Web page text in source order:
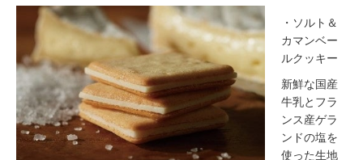
・ソルト＆
カマンベー
ルクッキー
新鮮な国産
牛乳とフラ
ンス産ゲラ
ンドの塩を
使った生地